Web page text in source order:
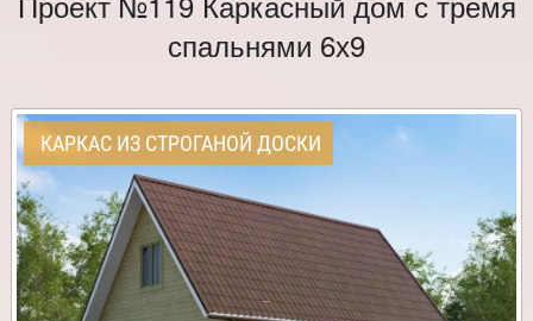
спальнями 6х9
КАРКАС ИЗ СТРОГАНОЙ ДОСКИ